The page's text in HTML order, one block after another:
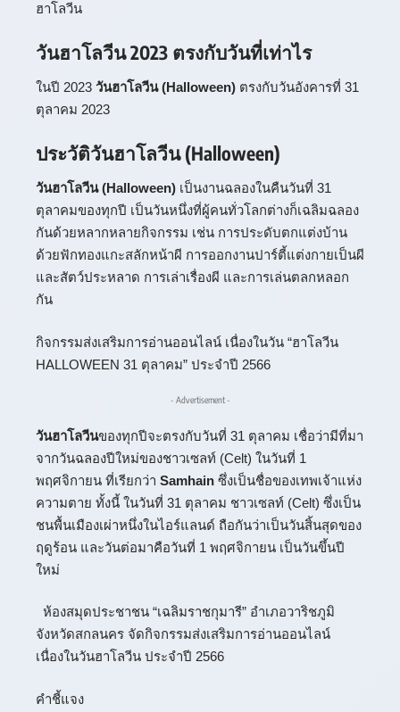
ฮาโลวีน
วันฮาโลวีน 2023 ตรงกับวันที่เท่าไร
ในปี 2023 วันฮาโลวีน (Halloween) ตรงกับวันอังคารที่ 31
ตุลาคม 2023
ประวัติวันฮาโลวีน (Halloween)
วันฮาโลวีน (Halloween) เป็นงานฉลองในคืนวันที่ 31
ตุลาคมของทุกปี เป็นวันหนึ่งที่ผู้คนทั่วโลกต่างก็เฉลิมฉลอง
กันด้วยหลากหลายกิจกรรม เช่น การประดับตกแต่งบ้าน
ด้วยฟักทองแกะสลักหน้าผี การออกงานปาร์ตี้แต่งกายเป็นผี
และสัตว์ประหลาด การเล่าเรื่องผี และการเล่นตลกหลอก
กัน
กิจกรรมส่งเสริมการอ่านออนไลน์ เนื่องในวัน “ฮาโลวีน
HALLOWEEN 31 ตุลาคม” ประจำปี 2566
- Advertisement -
วันฮาโลวีนของทุกปีจะตรงกับวันที่ 31 ตุลาคม เชื่อว่ามีที่มา
จากวันฉลองปีใหม่ของชาวเซลท์ (Celt) ในวันที่ 1
พฤศจิกายน ที่เรียกว่า Samhain ซึ่งเป็นชื่อของเทพเจ้าแห่ง
ความตาย ทั้งนี้ ในวันที่ 31 ตุลาคม ชาวเซลท์ (Celt) ซึ่งเป็น
ชนพื้นเมืองเผ่าหนึ่งในไอร์แลนด์ ถือกันว่าเป็นวันสิ้นสุดของ
ฤดูร้อน และวันต่อมาคือวันที่ 1 พฤศจิกายน เป็นวันขึ้นปี
ใหม่
ห้องสมุดประชาชน “เฉลิมราชกุมารี” อำเภอวาริชภูมิ
จังหวัดสกลนคร จัดกิจกรรมส่งเสริมการอ่านออนไลน์
เนื่องในวันฮาโลวีน ประจำปี 2566
คำชี้แจง